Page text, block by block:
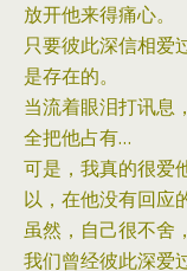
放开他来得痛心。
只要彼此深信相爱
是存在的。
当流着眼泪打讯息
全把他占有…
可是，我真的很爱
以，在他没有回应
虽然，自己很不舍
我们曾经彼此深爱